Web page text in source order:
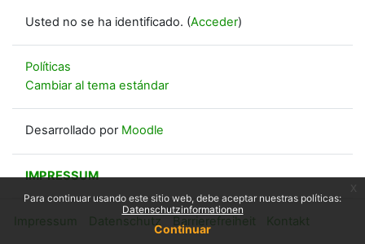
Para continuar usando este sitio web, debe aceptar nuestras políticas:
Datenschutzinformationen
Continuar
Usted no se ha identificado. (Acceder)
Políticas
Cambiar al tema estándar
Desarrollado por Moodle
IMPRESSUM
Impressum Datenschutz Barrierefreiheit Kontakt